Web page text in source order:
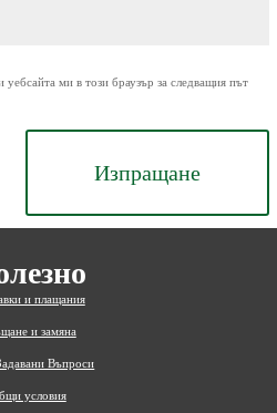
уебсайта ми в този браузър за следващия път
Изпращане
и плащания
и замяна
Въпроси
условия